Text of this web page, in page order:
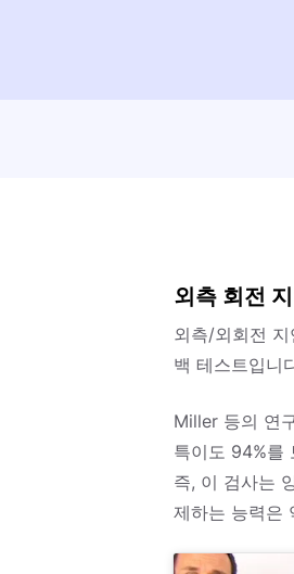
외측 회전
외측/외회전
백 테스트입니
Miller 등의 연
특이도 94%를
즉, 이 검사는
제하는 능력은